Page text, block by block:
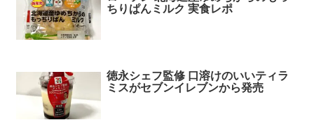
ちりぱんミルク 実食レポ
徳永シェフ監修 口溶けのいいティラ
ミスがセブンイレブンから発売